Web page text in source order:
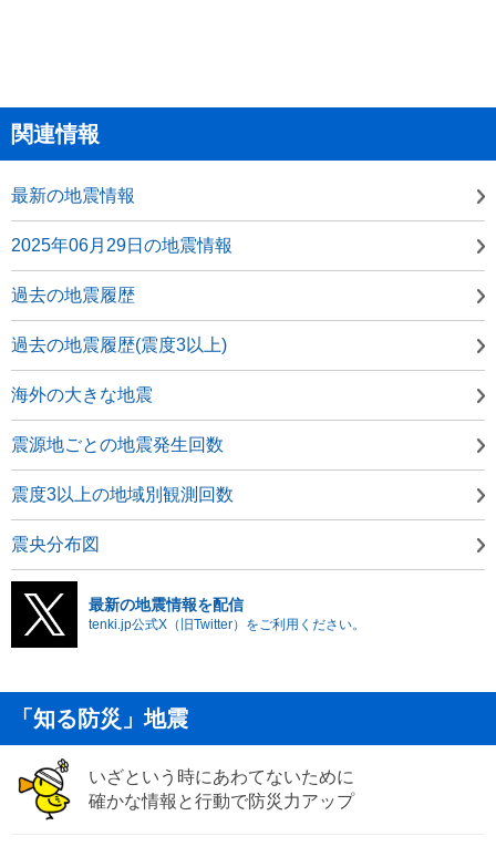
関連情報
最新の地震情報
2025年06月29日の地震情報
過去の地震履歴
過去の地震履歴(震度3以上)
海外の大きな地震
震源地ごとの地震発生回数
震度3以上の地域別観測回数
震央分布図
最新の地震情報を配信
tenki.jp公式X（旧Twitter）をご利用ください。
「知る防災」地震
いざという時にあわてないために
確かな情報と行動で防災力アップ